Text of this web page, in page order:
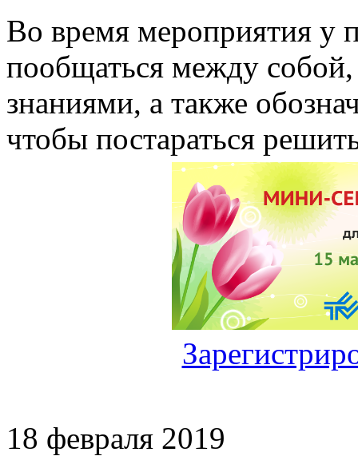
Во время мероприятия у
пообщаться между
знаниями, а также
чтобы постараться
18 февраля 2019